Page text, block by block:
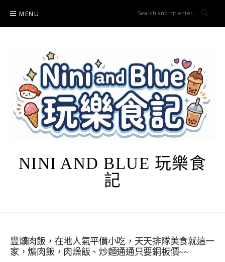
content
MENU
NINI AND BLUE 玩樂食
記
豐爌肉飯，在地人氣平價小吃，天天排隊美食就這一
家，爌肉飯，肉燥飯、炒麵通通只要銅板價~~